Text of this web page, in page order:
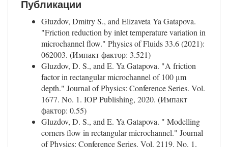
Публикации
Gluzdov, Dmitry S., and Elizaveta Ya Gatapova.
"Friction reduction by inlet temperature variation in
microchannel flow." Physics of Fluids 33.6 (2021):
062003. (Импакт фактор: 3.521)
Gluzdov, D. S., and E. Ya Gatapova. "A friction
factor in rectangular microchannel of 100 μm
depth." Journal of Physics: Conference Series. Vol.
1677. No. 1. IOP Publishing, 2020. (Импакт
фактор: 0.55)
Gluzdov, D. S., and E. Ya Gatapova. " Modelling
corners flow in rectangular microchannel." Journal
of Physics: Conference Series. Vol. 2119. No. 1.